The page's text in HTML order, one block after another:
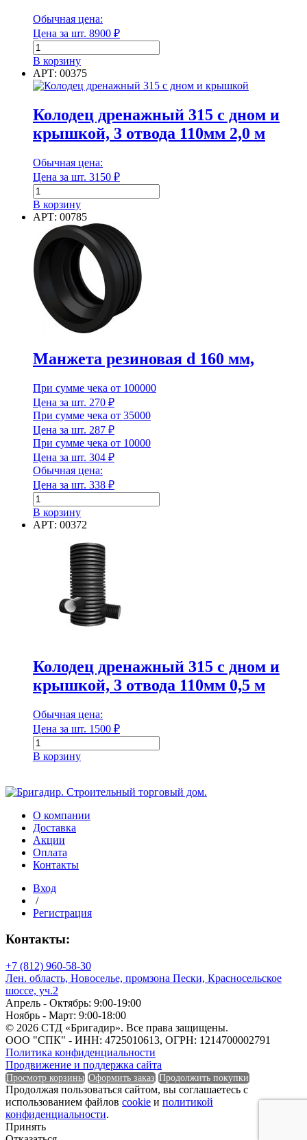
Обычная цена:
Цена за шт. 8900 ₽
Количество
товара
Колодец
фильтрационный
конический
2,0
м
+люк
В корзину
АРТ: 00375
Колодец дренажный 315 с дном и
крышкой, 3 отвода 110мм 2,0 м
Обычная цена:
Цена за шт. 3150 ₽
Количество
товара
Колодец
дренажный
315
с
дном
и
крышкой,
отвода
110мм
В корзину
АРТ: 00785
Манжета резиновая d 160 мм,
При сумме чека от 100000
Цена за шт. 270 ₽
При сумме чека от 35000
Цена за шт. 287 ₽
При сумме чека от 10000
Цена за шт. 304 ₽
Обычная цена:
Цена за шт. 338 ₽
Количество
товара
Манжета
В корзину
АРТ: 00372
Колодец дренажный 315 с дном и
крышкой, 3 отвода 110мм 0,5 м
Обычная цена:
Цена за шт. 1500 ₽
Количество
товара
Колодец
315
дном
и
крышкой,
3
отвода
0,5
м
В корзину
О компании
Доставка
Акции
Оплата
Контакты
Вход
/
Регистрация
Контакты:
+7 (812) 960-58-30
Лен. область, Новоселье, промзона Пески, Красносельское
шоссе, уч.2
Апрель - Октябрь: 9:00-19:00
Ноябрь - Март: 9:00-18:00
© 2026 СТД «Бригадир». Все права защищены.
ООО "СПК" - ИНН: 4725010613, ОГРН: 1214700002791
Политика конфиденциальности
Продвижение и поддержка сайта
Просмотр корзины Оформить заказ Продолжить покупки
Продолжая пользоваться сайтом, вы соглашаетесь с
использованием файлов cookie и политикой
конфиденциальности.
Принять